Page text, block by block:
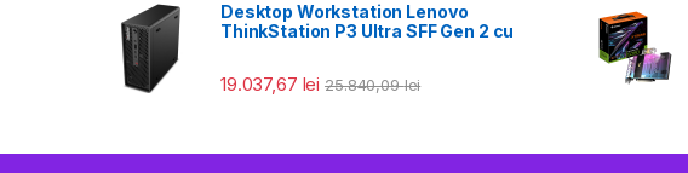
Desktop Workstation Lenovo
ThinkStation P3 Ultra SFF Gen 2 cu
19.037,67 lei 25.840,09lei